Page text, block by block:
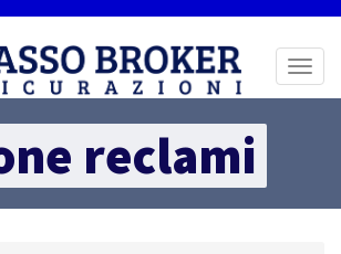
reclami